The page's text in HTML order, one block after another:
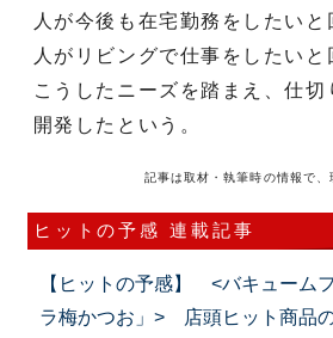
人が今後も在宅勤務をしたい
人がリビングで仕事をしたいと
こうしたニーズを踏まえ、仕切
開発したという。
記事は取材・執筆時の情報で、
ヒットの予感 連載記事
【ヒットの予感】 <バキューム
ラ梅かつお」> 店頭ヒット商品